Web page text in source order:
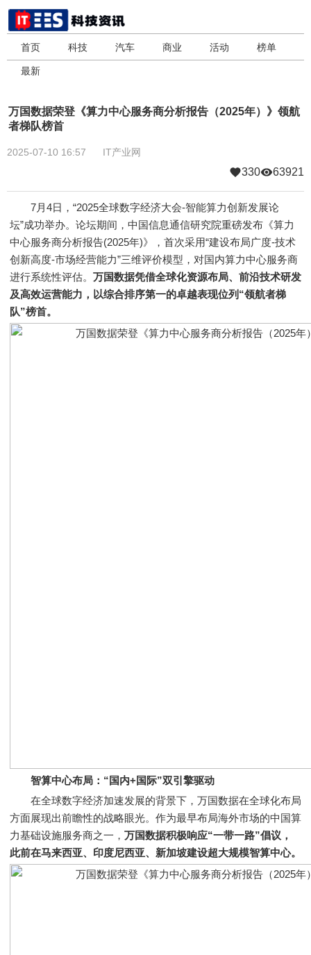
首页 科技 汽车 商业 活动 榜单
最新
万国数据荣登《算力中心服务商分析报告（2025年）》领航
者梯队榜首
2025-07-10 16:57 IT产业网
330 63921
7月4日，“2025全球数字经济大会-智能算力创新发展论
坛”成功举办。论坛期间，中国信息通信研究院重磅发布《算力
中心服务商分析报告(2025年)》，首次采用“建设布局广度-技术
创新高度-市场经营能力”三维评价模型，对国内算力中心服务商
进行系统性评估。 万国数据凭借全球化资源布局、前沿技术研发
及高效运营能力，以综合排序第一的卓越表现位列“领航者梯
队”榜首。
智算中心布局：“国内+国际”双引擎驱动
在全球数字经济加速发展的背景下，万国数据在全球化布局
方面展现出前瞻性的战略眼光。作为最早布局海外市场的中国算
力基础设施服务商之一， 万国数据积极响应“一带一路”倡议，
此前在马来西亚、印度尼西亚、新加坡建设超大规模智算中心。